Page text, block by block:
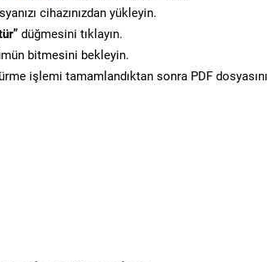
cihazınızdan yükleyin.
düğmesini tıklayın.
bitmesini bekleyin.
işlemi tamamlandıktan sonra PDF dosyasını